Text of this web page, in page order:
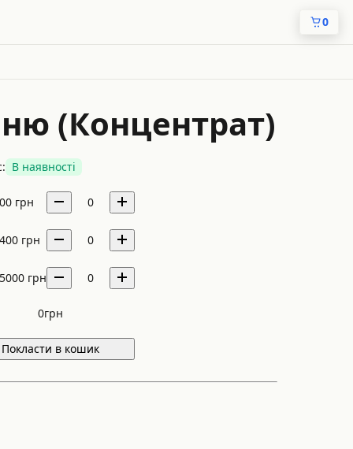
0
(Концентрат)
В наявності
грн 0
грн 0
грн 0
0грн
Покласти в кошик